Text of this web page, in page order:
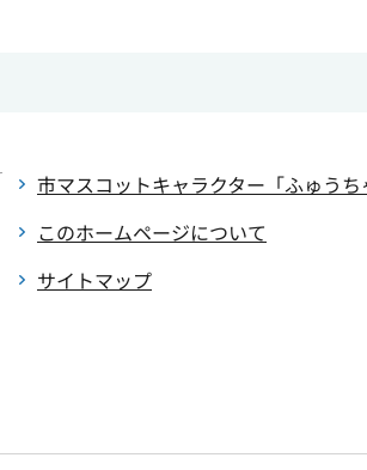
市マスコットキャラクター 「ふゅうち
このホームページについて
サイトマップ